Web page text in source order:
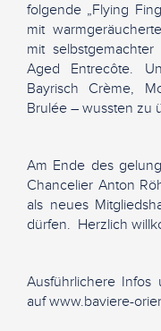
folgende „Flying
mit
mit
Aged Entrecôte.
Bayrisch Crème,
Brulée – wussten zu
Am Ende des
Chancelier Anton
als neues
dürfen. Herzlich
Ausführlichere Infos
auf www.baviere-